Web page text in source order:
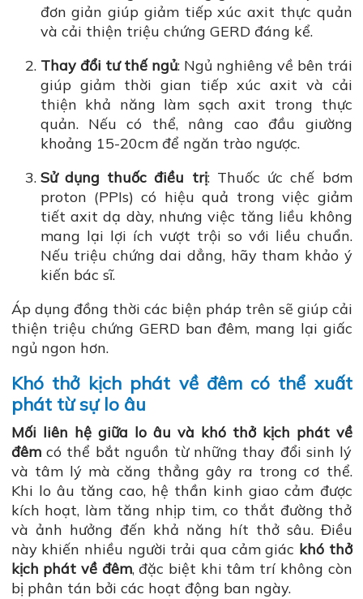
đơn giản giúp giảm tiếp xúc axit thực quản
và cải thiện triệu chứng GERD đáng kể.
Thay đổi tư thế ngủ: Ngủ nghiêng về bên trái
giúp giảm thời gian tiếp xúc axit và cải
thiện khả năng làm sạch axit trong thực
quản. Nếu có thể, nâng cao đầu giường
khoảng 15-20cm để ngăn trào ngược.
Sử dụng thuốc điều trị: Thuốc ức chế bơm
proton (PPIs) có hiệu quả trong việc giảm
tiết axit dạ dày, nhưng việc tăng liều không
mang lại lợi ích vượt trội so với liều chuẩn.
Nếu triệu chứng dai dẳng, hãy tham khảo ý
kiến bác sĩ.
Áp dụng đồng thời các biện pháp trên sẽ giúp cải
thiện triệu chứng GERD ban đêm, mang lại giấc
ngủ ngon hơn.
Khó thở kịch phát về đêm có thể xuất
phát từ sự lo âu
Mối liên hệ giữa lo âu và khó thở kịch phát về
đêmcó thể bắt nguồn từ những thay đổi sinh lý
và tâm lý mà căng thẳng gây ra trong cơ thể.
Khi lo âu tăng cao, hệ thần kinh giao cảm được
kích hoạt, làm tăng nhịp tim, co thắt đường thở
và ảnh hưởng đến khả năng hít thở sâu. Điều
này khiến nhiều người trải qua cảm giác khó thở
kịch phát về đêm, đặc biệt khi tâm trí không còn
bị phân tán bởi các hoạt động ban ngày.